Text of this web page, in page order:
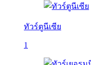
ทัวร์ตูนีเซีย
1